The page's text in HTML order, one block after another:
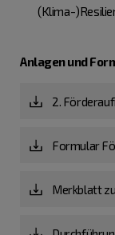
(Klima-
Anlagen und
2.
Formular
Merkblatt